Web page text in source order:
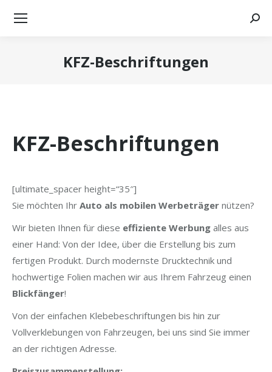
KFZ-Beschriftungen
KFZ-Beschriftungen
[ultimate_spacer height=“35″]
Sie möchten Ihr Auto als mobilen Werbeträger nützen?
Wir bieten Ihnen für diese effiziente Werbung alles aus
einer Hand: Von der Idee, über die Erstellung bis zum
fertigen Produkt. Durch modernste Drucktechnik und
hochwertige Folien machen wir aus Ihrem Fahrzeug einen
Blickfänger!
Von der einfachen Klebebeschriftungen bis hin zur
Vollverklebungen von Fahrzeugen, bei uns sind Sie immer
an der richtigen Adresse.